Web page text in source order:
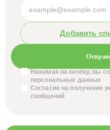
Добавить
Нажимая на кнопку, вы
персональных данных
Согласие на получение
сообщений